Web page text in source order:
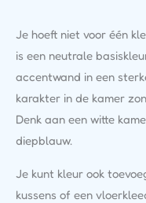
Je hoeft niet voor één
is een neutrale
accentwand in een
karakter in de kamer
Denk aan een witte
diepblauw.
Je kunt kleur ook
kussens of een